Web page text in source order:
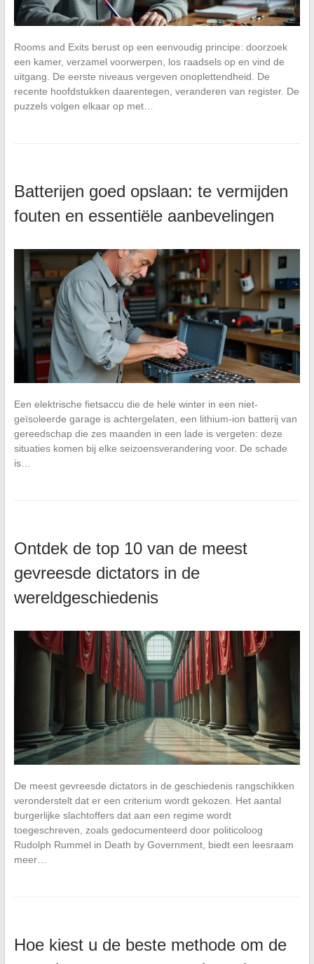
Rooms and Exits berust op een eenvoudig principe: doorzoek
een kamer, verzamel voorwerpen, los raadsels op en vind de
uitgang. De eerste niveaus vergeven onoplettendheid. De
recente hoofdstukken daarentegen, veranderen van register. De
puzzels volgen elkaar op met…
Batterijen goed opslaan: te vermijden
fouten en essentiële aanbevelingen
Een elektrische fietsaccu die de hele winter in een niet-
geïsoleerde garage is achtergelaten, een lithium-ion batterij van
gereedschap die zes maanden in een lade is vergeten: deze
situaties komen bij elke seizoensverandering voor. De schade
is…
Ontdek de top 10 van de meest
gevreesde dictators in de
wereldgeschiedenis
De meest gevreesde dictators in de geschiedenis rangschikken
veronderstelt dat er een criterium wordt gekozen. Het aantal
burgerlijke slachtoffers dat aan een regime wordt
toegeschreven, zoals gedocumenteerd door politicoloog
Rudolph Rummel in Death by Government, biedt een leesraam
meer…
Hoe kiest u de beste methode om de